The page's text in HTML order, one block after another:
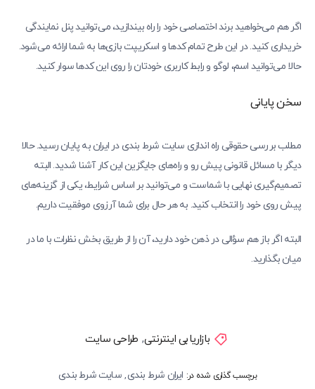
اگر هم می‌خواهید برند اختصاصی خود را راه بیندازید، می‌توانید پنل نمایندگی
خریداری کنید. در این طرح تمام کدها و اسکریپت بازی‌ها به شما ارائه می‌شود.
حالا می‌توانید اسم، لوگو و رابط کاربری خودتان را روی این کدها سوار کنید‌.
سخن پایانی
مطلب بررسی حقوقی راه اندازی سایت شرط بندی در ایران به پایان رسید. حالا
دیگر با مسائل قانونی پیش رو و راه‌های جایگزین این کار آشنا شدید. البته
تصمیم‌گیری نهایی با شماست و می‌توانید بر اساس شرایط، یکی از گزینه‌های
پیش روی خود را انتخاب کنید. به هر حال برای شما آرزوی موفقیت داریم.
البته اگر باز هم سؤالی در ذهن خود دارید، آن را از طریق بخش نظرات با ما در
میان بگذارید.
بازاریابی اینترنتی, طراحی سایت
برچسب گذاری شده در: ایران شرط بندی,سایت شرط بندی